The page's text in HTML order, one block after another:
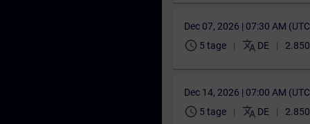
Dec 07, 2026 | 07:30 AM
schedule 5 tage translate DE
Dec 14, 2026 | 07:00 AM
schedule 5 tage translate DE